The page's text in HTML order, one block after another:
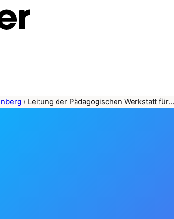
› Leitung der Pädagogischen Werkstatt für…